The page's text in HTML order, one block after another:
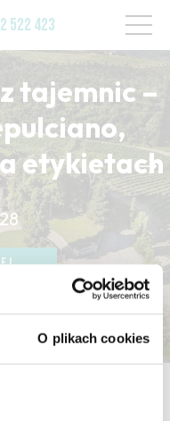
O plikach cookies
522 423
tajemnic –
etykietach